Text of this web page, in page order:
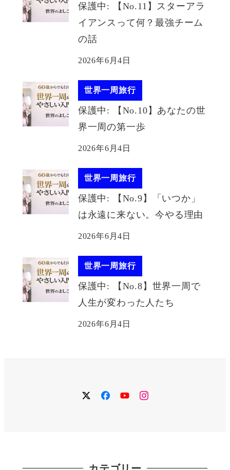
保護中: 【No.11】スターアラ
イアンスって何？最強チーム
の話
2026年6月4日
世界一周旅行
保護中: 【No.10】あなたの世
界一周の第一歩
2026年6月4日
世界一周旅行
保護中: 【No.9】「いつか」
は永遠に来ない。今やる理由
2026年6月4日
世界一周旅行
保護中: 【No.8】世界一周で
人生が変わった人たち
2026年6月4日
twitterfacebook
YouTubeinstagram